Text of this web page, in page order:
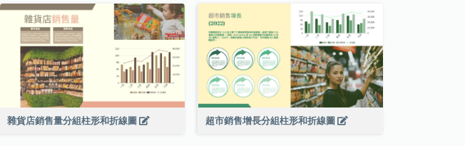
雜貨店銷售量分組柱形和折線圖 超市銷售增長分組柱形和折線圖